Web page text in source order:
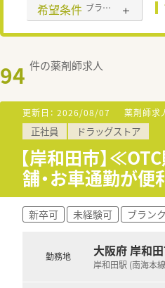
希望条件 ブランク可
94 件の薬剤師求人
更新日： 2026/08/07 薬剤師求
正社員 ドラッグストア
【岸和田市】
舗・お車通勤が
新卒可 未経験可 ブラン
勤務地 大阪府 岸和
岸和田駅 (南海本